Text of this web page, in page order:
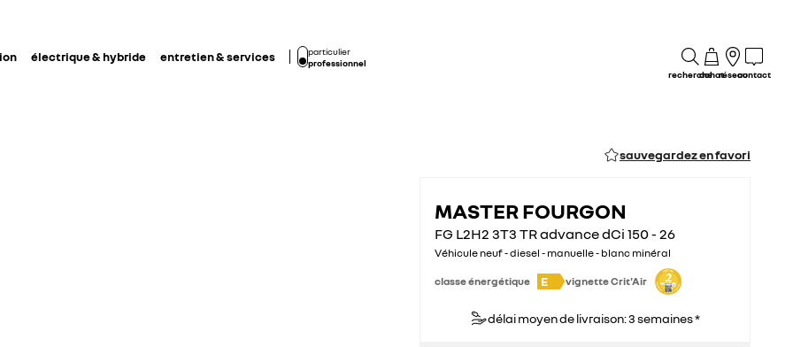
électrique & hybride entretien & services
particulier
professionnel
rechercheachatréseaucontact
sauvegardez en favori
MASTER FOURGON
FG L2H2 3T3 TR advance dCi 150 - 26
Véhicule neuf - diesel - manuelle - blanc minéral
classe énergétique E vignette Crit'Air
délai moyen de livraison: 3 semaines *